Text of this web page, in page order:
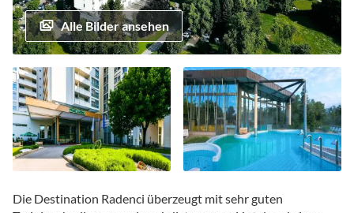
Alle Bilder ansehen
Anfang
Die Destination Radenci überzeugt mit sehr guten